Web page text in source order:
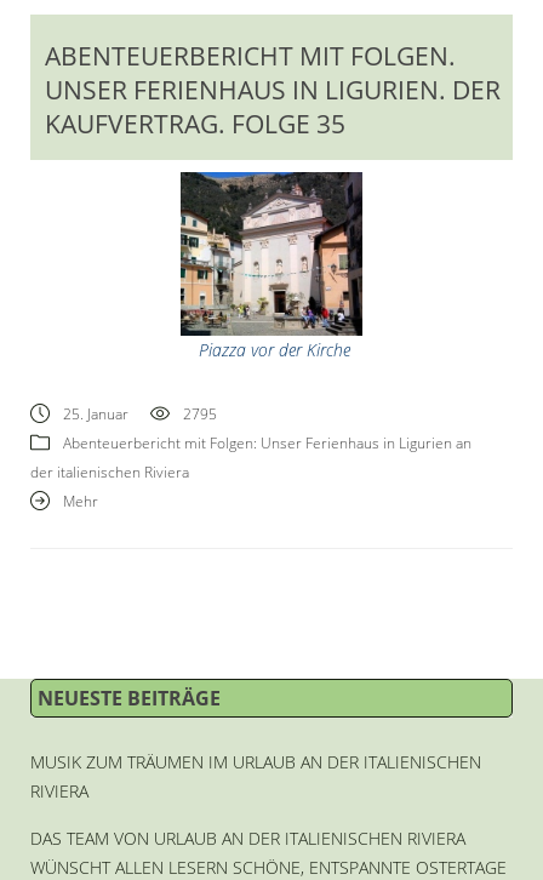
ABENTEUERBERICHT MIT FOLGEN.
UNSER FERIENHAUS IN LIGURIEN. DER
KAUFVERTRAG. FOLGE 35
Piazza vor der Kirche
25. Januar
2795
Abenteuerbericht mit Folgen: Unser Ferienhaus in Ligurien an
der italienischen Riviera
Mehr
NEUESTE BEITRÄGE
MUSIK ZUM TRÄUMEN IM URLAUB AN DER ITALIENISCHEN
RIVIERA
DAS TEAM VON URLAUB AN DER ITALIENISCHEN RIVIERA
WÜNSCHT ALLEN LESERN SCHÖNE, ENTSPANNTE OSTERTAGE